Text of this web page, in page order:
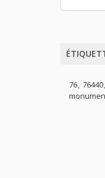
76 76440